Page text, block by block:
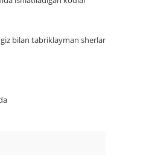
bilan tabriklayman sherlar